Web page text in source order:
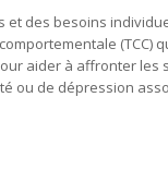
des besoins
(TCC)
aider à affronter les
ou de dépression